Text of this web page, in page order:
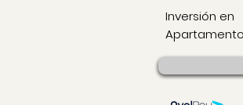
Inversión en
Apartamento